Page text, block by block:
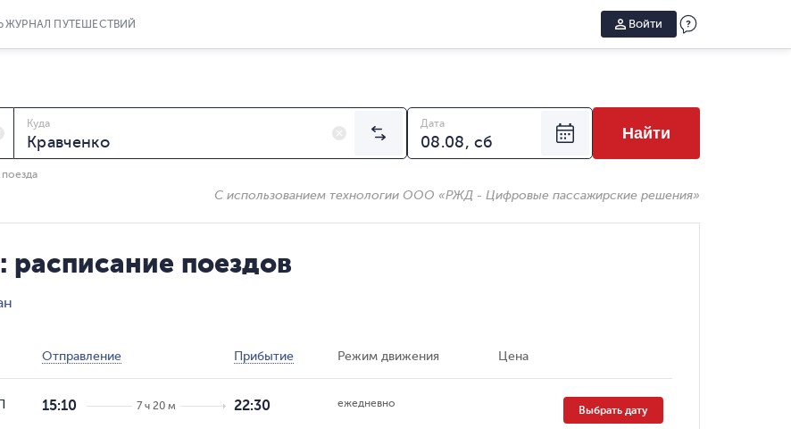
ЖУРНАЛ ПУТЕШЕСТВИЙ Войти
Куда Дата
Найти
С использованием технологии ООО «РЖД - Цифровые пассажирские решения»
поездов
Отправление Прибытие Режим движения Цена
15:10 7 ч 20 м 22:30 ежедневно
Выбрать дату